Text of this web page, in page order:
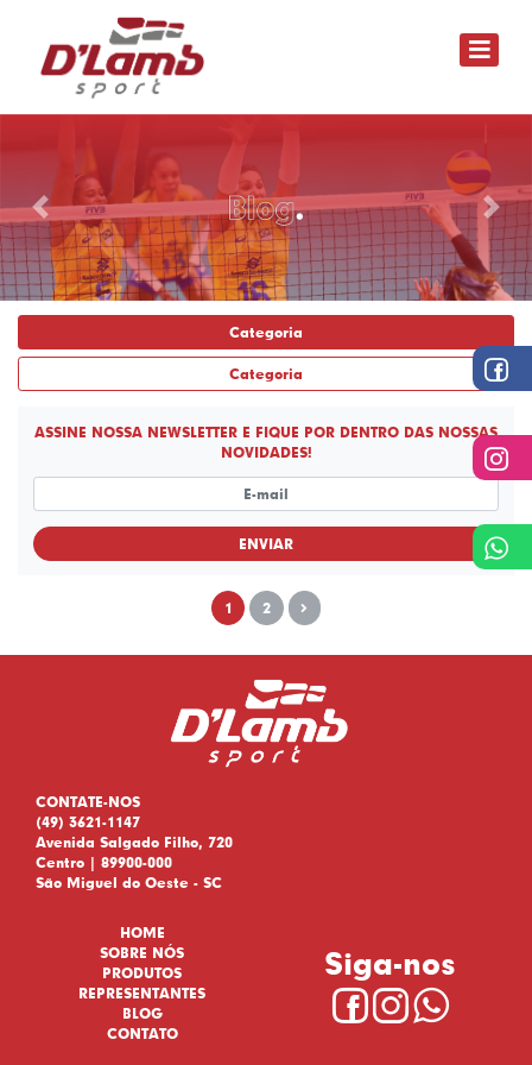
Anterior
1 2
Categoria
Categoria
ASSINE NOSSA NEWSLETTER E FIQUE POR DENTRO DAS NOSSAS
NOVIDADES!
ENVIAR
CONTATE-NOS
(49) 3621-1147
Avenida Salgado Filho, 720
Centro | 89900-000
São Miguel do Oeste - SC
HOME
SOBRE NÓS
PRODUTOS
REPRESENTANTES
BLOG
CONTATO
Siga-nos